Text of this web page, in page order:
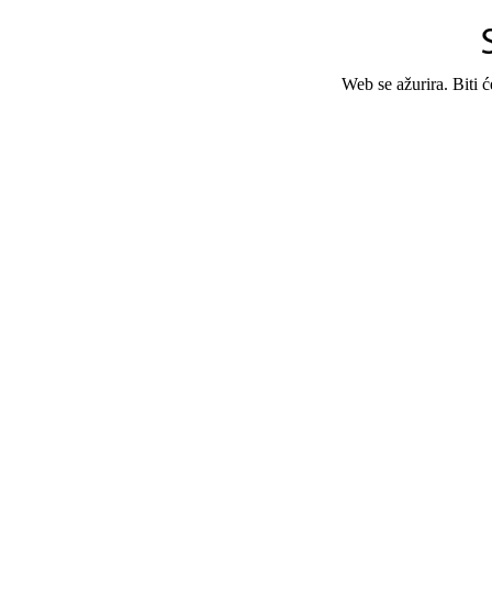
Web se ažurira. Biti